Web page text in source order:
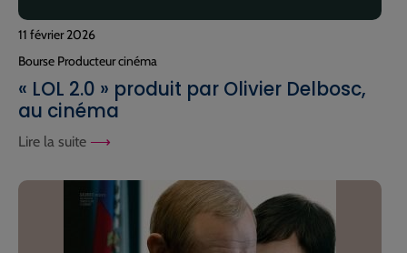
11 février 2026
Bourse Producteur cinéma
« LOL 2.0 » produit par Olivier Delbosc,
au cinéma
Lire la suite